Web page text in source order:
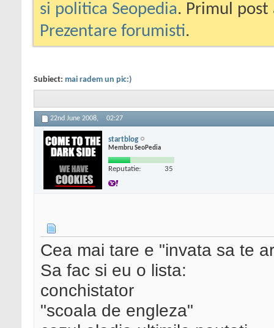
si politica Seopedia. Primul
Prezentare forumisti.
Subiect: mai radem un pic:)
22nd June 2008, 02:27
startblog
Membru SeoPedia
Reputatie: 35
Cea mai tare e "invata sa te
Sa fac si eu o lista:
conchistator
"scoala de engleza"